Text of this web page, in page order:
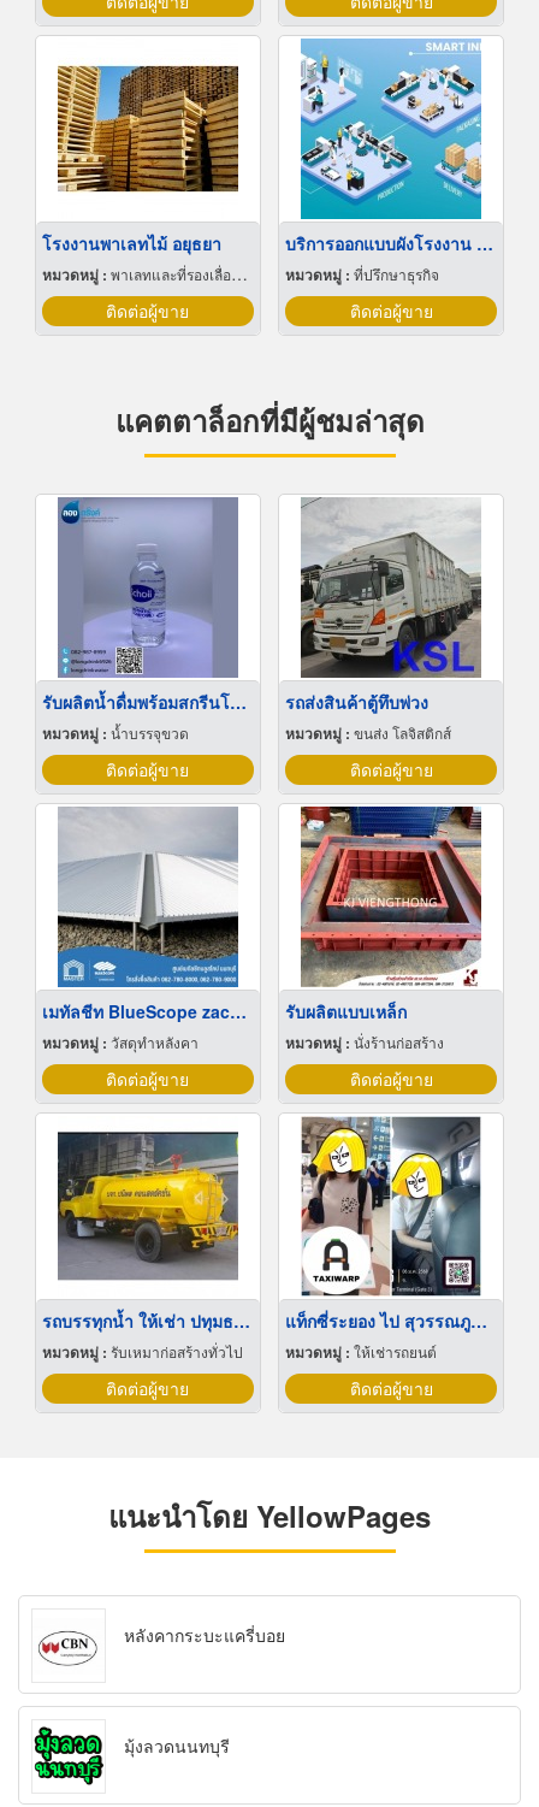
โรงงานพาเลทไม้ อยุธยา
หมวดหมู่ : พาเลทและที่รองเลื่อนกะบะ
ติดต่อผู้ขาย
บริการออกแบบผังโรงงาน Lay out
หมวดหมู่ : ที่ปรึกษาธุรกิจ
ติดต่อผู้ขาย
แคตตาล็อกที่มีผู้ชมล่าสุด
รับผลิตน้ำดื่มพร้อมสกรีนโลโก้บนขวด
หมวดหมู่ : น้ำบรรจุขวด
ติดต่อผู้ขาย
รถส่งสินค้าตู้ทึบพ่วง
หมวดหมู่ : ขนส่ง โลจิสติกส์
ติดต่อผู้ขาย
เมทัลชีท BlueScope zacs ราคา
หมวดหมู่ : วัสดุทำหลังคา
ติดต่อผู้ขาย
รับผลิตแบบเหล็ก
หมวดหมู่ : นั่งร้านก่อสร้าง
ติดต่อผู้ขาย
รถบรรทุกน้ำ ให้เช่า ปทุมธานี
หมวดหมู่ : รับเหมาก่อสร้างทั่วไป
ติดต่อผู้ขาย
แท็กซี่ระยอง ไป สุวรรณภูมิ ราคาถูก
หมวดหมู่ : ให้เช่ารถยนต์
ติดต่อผู้ขาย
แนะนำโดย YellowPages
หลังคากระบะแครี่บอย
มุ้งลวดนนทบุรี